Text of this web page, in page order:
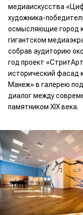
медиаискусства
художника-
осмысляющие город
гигантском
собрав аудиторию
год проект
исторический фасад
Манеж» в галерею
диалог между
памятником XIX века.